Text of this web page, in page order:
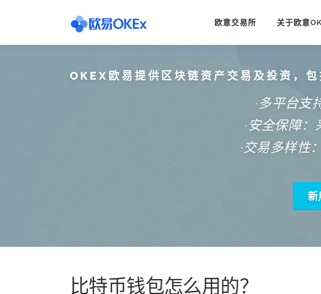
欧意交易所 关于欧意
OKEX欧易提供区块链资产交易及投资，
·多平台支
·安全保障
·交易多样性
新
比特币钱包怎么用的？